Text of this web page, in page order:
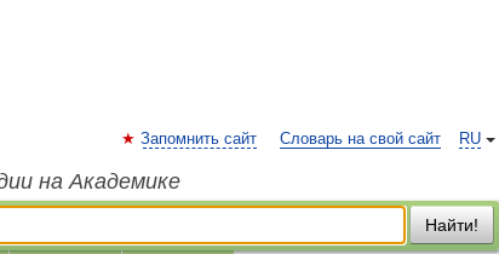
RU
Запомнить сайт Словарь на свой сайт
на Академике
Найти!